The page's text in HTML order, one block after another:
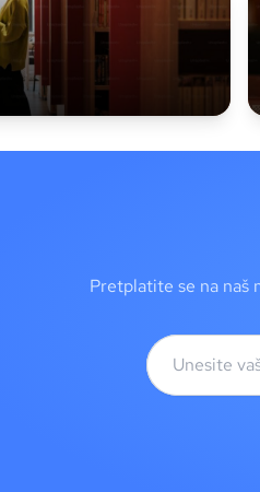
Pretplatite se na naš